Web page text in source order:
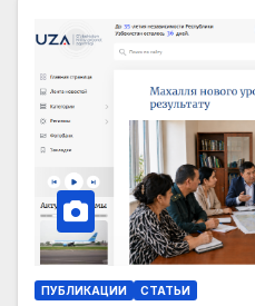
ПУБЛИКАЦИИ СТАТЬИ